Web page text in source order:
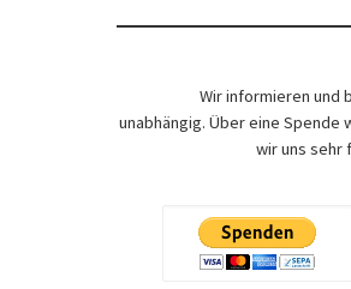
Wir informieren und
unabhängig. Über eine Spende
wir uns sehr